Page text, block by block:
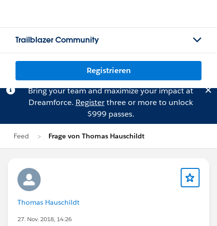
Trailblazer Community
Registrieren
Bring your team and maximize your impact at
Dreamforce. Registerthree or more to unlock
$999 passes.
Feed Frage von Thomas Hauschildt
Thomas Hauschildt
27. Nov. 2018, 14:26